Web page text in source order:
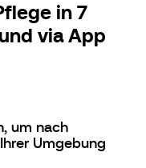
in 7
via App
um nach
Umgebung